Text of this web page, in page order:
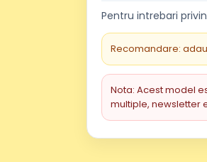
Pentru intrebari
Recomandare:
Nota: Acest model
multiple, newsletter